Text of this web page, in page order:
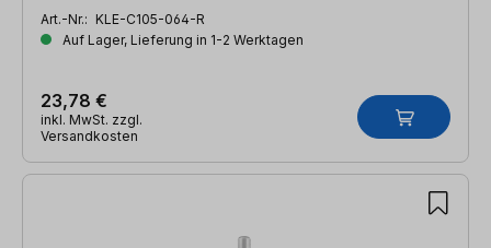
Art.-Nr.: KLE-C105-064-R
Auf Lager, Lieferung in 1-2 Werktagen
23,78 €
inkl. MwSt. zzgl.
Versandkosten